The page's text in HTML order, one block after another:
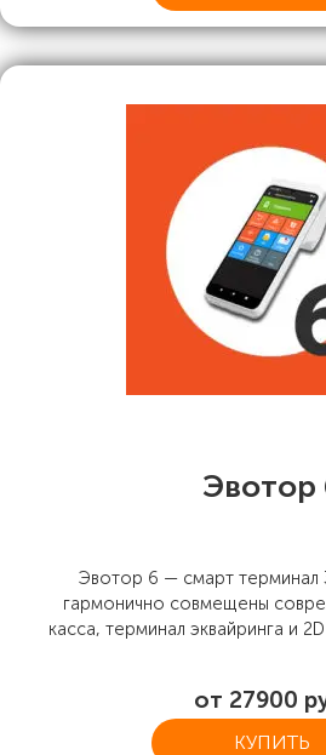
Эвотор
Эвотор 6 — смарт терминал
гармонично совмещены
касса, терминал эквайринга и
от 27900
КУПИТЬ